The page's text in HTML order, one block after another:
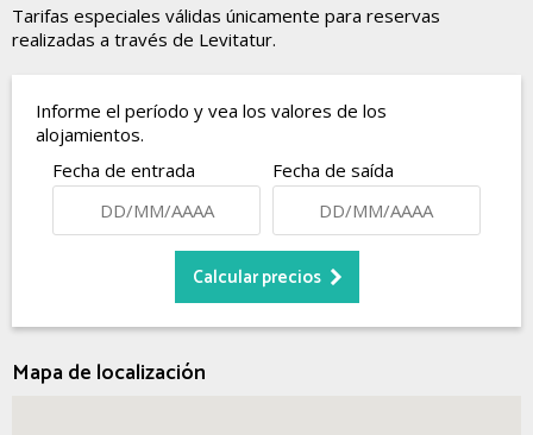
Tarifas especiales válidas únicamente para reservas
realizadas a través de Levitatur.
Informe el período y vea los valores de los
alojamientos.
Fecha de entrada
Fecha de saída
Mapa de localización